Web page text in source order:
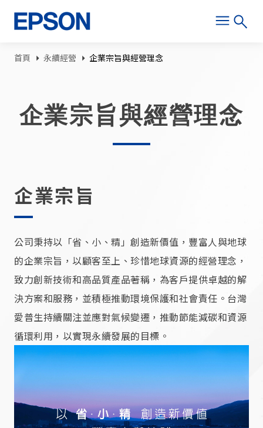
導航連結
首頁 永續經營 企業宗旨與經營理念
企業宗旨與經營理念
企業宗旨
公司秉持以「省、小、精」創造新價值，豐富人與地球
的企業宗旨，以顧客至上、珍惜地球資源的經營理念，
致力創新技術和高品質產品著稱，為客戶提供卓越的解
決方案和服務，並積極推動環境保護和社會責任。台灣
愛普生持續關注並應對氣候變遷，推動節能減碳和資源
循環利用，以實現永續發展的目標。